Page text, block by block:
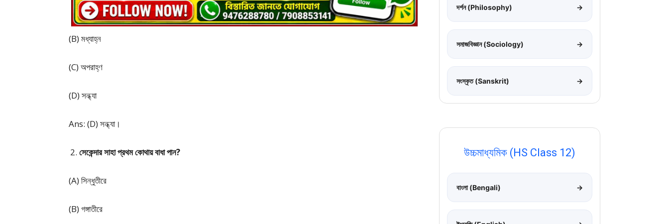
(B) মধ্যাহ্ন
(C) অপরাহ্ণ
(D) সন্ধ্যা
Ans: (D) সন্ধ্যা।
সেকেন্দার সাহা প্রথম কোথায় বাধা পান?
(A) সিন্ধুতীরে
(B) গঙ্গাতীরে
দর্শন (Philosophy) →
সমাজবিজ্ঞান (Sociology) →
সংস্কৃত (Sanskrit) →
উচ্চমাধ্যমিক (HS Class 12)
বাংলা (Bengali) →